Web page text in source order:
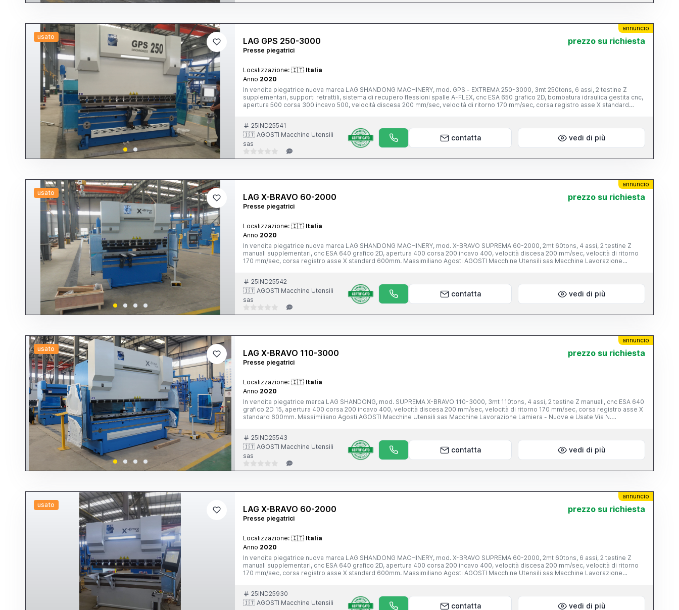
usato
annuncio
LAG GPS 250-3000
Presse piegatrici
prezzo su richiesta
Localizzazione: 🇮🇹 Italia
Anno 2020
In vendita piegatrice nuova marca LAG SHANDONG MACHINERY, mod. GPS - EXTREMA 250-3000, 3mt 250tons, 6 assi, 2 testine Z
supplementari, supporti retrattili, sistema di recupero flessioni spalle A-FLEX, cnc ESA 650 grafico 2D, bombatura idraulica gestita cnc,
apertura 500 corsa 300 incavo 500, velocità discesa 200 mm/sec, velocità di ritorno 170 mm/sec, corsa registro asse X standard
25IND25541
🇮🇹 AGOSTI Macchine Utensili
sas
contatta vedi di più
usato
annuncio
LAG X-BRAVO 60-2000
Presse piegatrici
prezzo su richiesta
Localizzazione: 🇮🇹 Italia
Anno 2020
In vendita piegatrice nuova marca LAG SHANDONG MACHINERY, mod. X-BRAVO SUPREMA 60-2000, 2mt 60tons, 4 assi, 2 testine Z
manuali supplementari, cnc ESA 640 grafico 2D, apertura 400 corsa 200 incavo 400, velocità discesa 200 mm/sec, velocità di ritorno
170 mm/sec, corsa registro asse X standard 600mm. Massimiliano Agosti AGOSTI Macchine Utensili sas Macchine Lavorazione
25IND25542
🇮🇹 AGOSTI Macchine Utensili
sas
contatta vedi di più
usato
annuncio
LAG X-BRAVO 110-3000
Presse piegatrici
prezzo su richiesta
Localizzazione: 🇮🇹 Italia
Anno 2020
In vendita piegatrice marca LAG SHANDONG, mod. SUPREMA X-BRAVO 110-3000, 3mt 110tons, 4 assi, 2 testine Z manuali, cnc ESA 640
grafico 2D 15, apertura 400 corsa 200 incavo 400, velocità discesa 200 mm/sec, velocità di ritorno 170 mm/sec, corsa registro asse X
standard 600mm. Massimiliano Agosti AGOSTI Macchine Utensili sas Macchine Lavorazione Lamiera - Nuove e Usate Via N.
25IND25543
🇮🇹 AGOSTI Macchine Utensili
sas
contatta vedi di più
usato
annuncio
LAG X-BRAVO 60-2000
Presse piegatrici
prezzo su richiesta
Localizzazione: 🇮🇹 Italia
Anno 2020
In vendita piegatrice nuova marca LAG SHANDONG MACHINERY, mod. X-BRAVO SUPREMA 60-2000, 2mt 60tons, 6 assi, 2 testine Z
manuali supplementari, cnc ESA 640 grafico 2D, apertura 400 corsa 200 incavo 400, velocità discesa 200 mm/sec, velocità di ritorno
170 mm/sec, corsa registro asse X standard 600mm. Massimiliano Agosti AGOSTI Macchine Utensili sas Macchine Lavorazione
25IND25930
🇮🇹 AGOSTI Macchine Utensili
contatta vedi di più